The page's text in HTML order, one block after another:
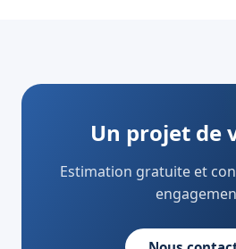
Un projet de
Estimation gratuite et